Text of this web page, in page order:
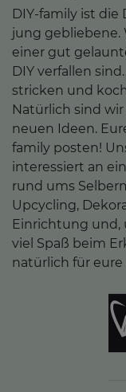
DIY-family ist
jung gebliebene.
einer gut
DIY verfallen
stricken und
Natürlich sind
neuen Ideen.
family posten!
interessiert an
rund ums
Upcycling,
Einrichtung und,
viel Spaß beim
natürlich für